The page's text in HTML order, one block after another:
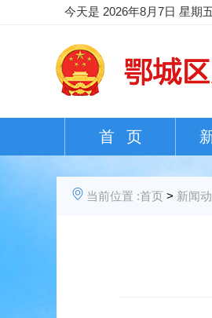
今天是 2026年8月7日 星期
首 页
当前位置 :首页 > 新闻